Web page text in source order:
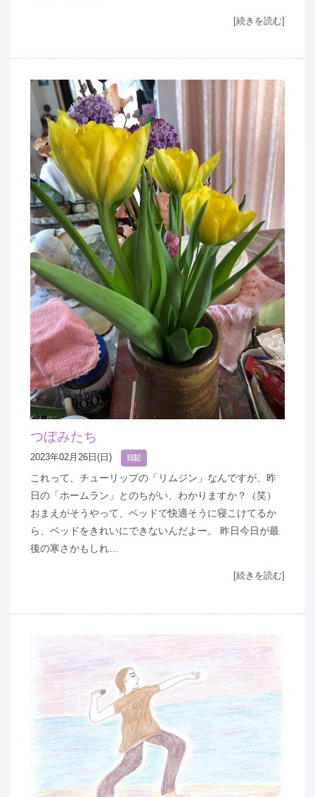
[続きを読む]
つぼみたち
2023年02月26日(日) 日記
これって、チューリップの「リムジン」なんですが、昨
日の「ホームラン」とのちがい、わかりますか？（笑）
おまえがそうやって、ベッドで快適そうに寝こけてるか
ら、ベッドをきれいにできないんだよー。 昨日今日が最
後の寒さかもしれ…
[続きを読む]